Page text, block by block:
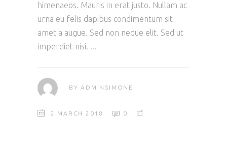
himenaeos. Mauris in erat justo. Nullam ac
urna eu felis dapibus condimentum sit
amet a augue. Sed non neque elit. Sed ut
imperdiet nisi.
BYADMINSIMONE
2 MARCH 2018 0